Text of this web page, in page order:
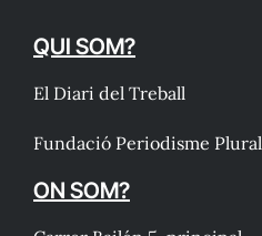
QUI SOM?
El Diari del Treball
Fundació Periodisme Plural
ON SOM?